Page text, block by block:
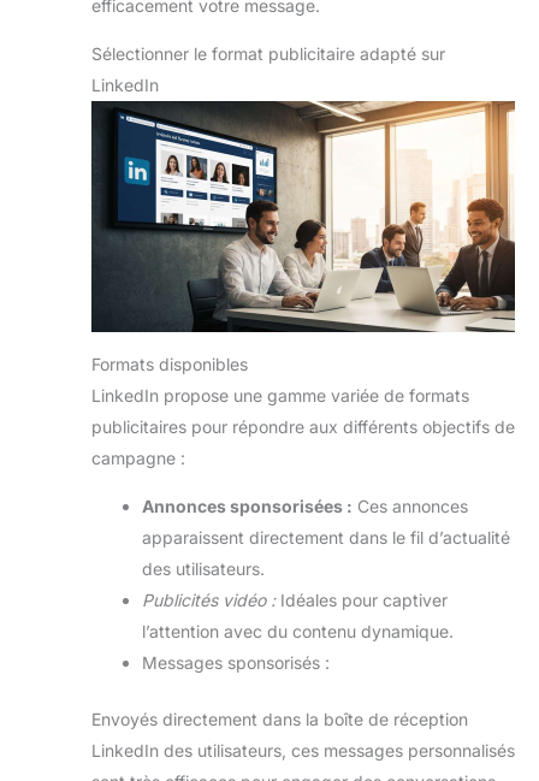
efficacement votre message.
Sélectionner le format publicitaire adapté sur
LinkedIn
Formats disponibles
LinkedIn propose une gamme variée de formats
publicitaires pour répondre aux différents objectifs de
campagne :
Annonces sponsorisées : Ces annonces
apparaissent directement dans le fil d’actualité
des utilisateurs.
Publicités vidéo :Idéales pour captiver
l’attention avec du contenu dynamique.
Messages sponsorisés :
Envoyés directement dans la boîte de réception
LinkedIn des utilisateurs, ces messages personnalisés